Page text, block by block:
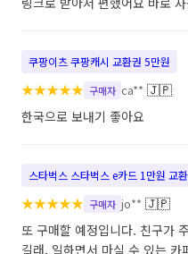
쿠팡이츠 쿠팡캐시 교환권 5만원
★★★★★ 구매자 ca** 🇯🇵
한국으로 보내기 좋아요
스타벅스 스타벅스 e카드 1만원 교
★★★★★ 구매자 jo** 🇯🇵
또 구매할 예정입니다. 친구가
길래, 일하면서 마실 수 있는